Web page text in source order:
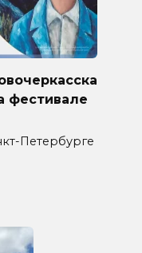
фестивале
Петербурге